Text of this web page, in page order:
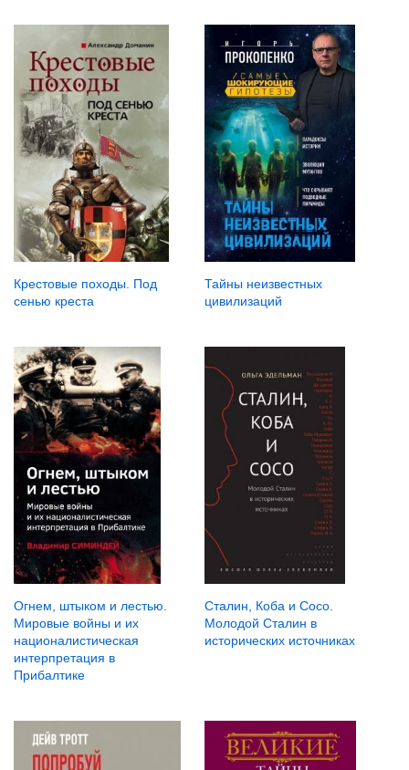
Крестовые походы. Под
сенью креста
Тайны неизвестных
цивилизаций
Огнем, штыком и лестью.
Мировые войны и их
националистическая
интерпретация в
Прибалтике
Сталин, Коба и Сосо.
Молодой Сталин в
исторических источниках